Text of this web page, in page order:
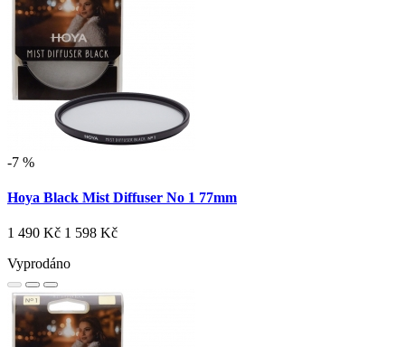
-7 %
Hoya Black Mist Diffuser No 1 77mm
1 490 Kč 1 598 Kč
Vyprodáno